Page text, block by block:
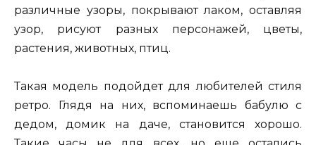
различные узоры, покрывают лаком, оставляя
узор, рисуют разных персонажей, цветы,
растения, животных, птиц.
Такая модель подойдет для любителей стиля
ретро. Глядя на них, вспоминаешь бабулю с
дедом, домик на даче, становится хорошо.